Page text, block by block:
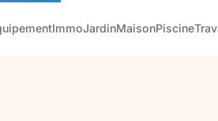
ImmoJardinMaisonPiscine